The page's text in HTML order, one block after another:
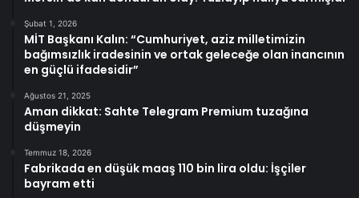
Şubat 1, 2026
MİT Başkanı Kalın: “Cumhuriyet, aziz milletimizin
bağımsızlık iradesinin ve ortak geleceğe olan inancının
en güçlü ifadesidir”
Ağustos 21, 2025
Aman dikkat: Sahte Telegram Premium tuzağına
düşmeyin
Temmuz 18, 2026
Fabrikada en düşük maaş 110 bin lira oldu: İşçiler
bayram etti